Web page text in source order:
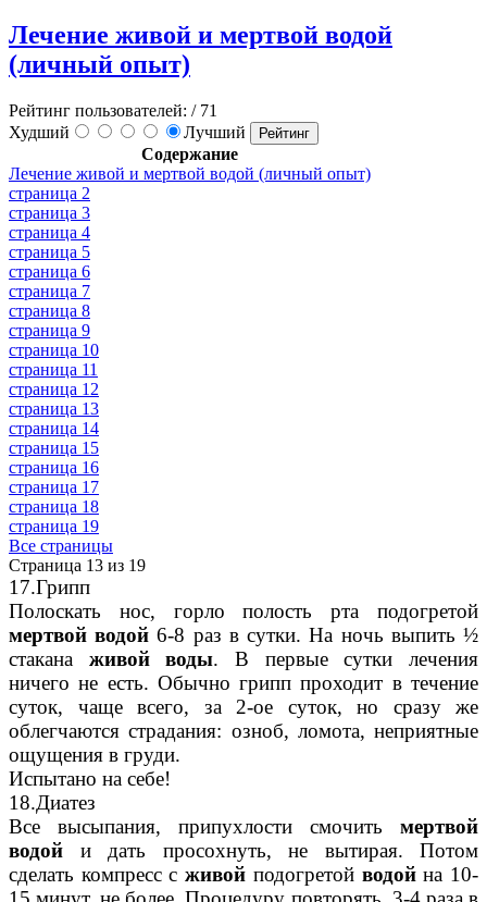
Лечение живой и мертвой водой
(личный опыт)
Рейтинг пользователей: / 71
Худший
Лучший
Содержание
Лечение живой и мертвой водой (личный опыт)
страница 2
страница 3
страница 4
страница 5
страница 6
страница 7
страница 8
страница 9
страница 10
страница 11
страница 12
страница 13
страница 14
страница 15
страница 16
страница 17
страница 18
страница 19
Все страницы
Страница 13 из 19
17.Грипп
Полоскать нос, горло полость рта подогретой
мертвой водой 6-8 раз в сутки. На ночь выпить ½
стакана живой воды. В первые сутки лечения
ничего не есть. Обычно грипп проходит в течение
суток, чаще всего, за 2-ое суток, но сразу же
облегчаются страдания: озноб, ломота, неприятные
ощущения в груди.
Испытано на себе!
18.Диатез
Все высыпания, припухлости смочить мертвой
водой и дать просохнуть, не вытирая. Потом
сделать компресс сживой подогретой водойна 10-